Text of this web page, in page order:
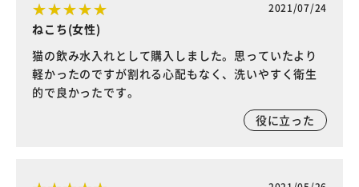
2021/07/24
ねこち(女性)
猫の飲み水入れとして購入しました。思っていたより
軽かったのですが割れる心配もなく、洗いやすく衛生
的で良かったです。
役に立った